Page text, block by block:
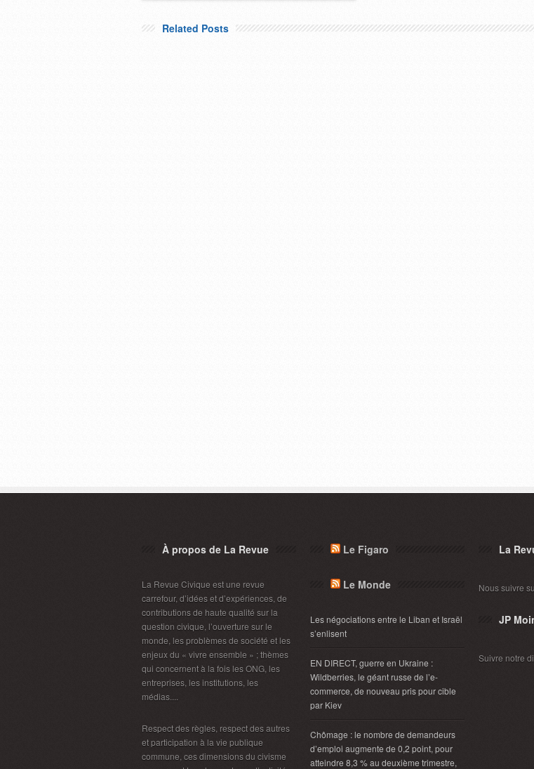
Related Posts
À propos de La Revue
La Revue Civique est une revue
carrefour, d’idées et d’expériences, de
contributions de haute qualité sur la
question civique, l’ouverture sur le
monde, les problèmes de société et les
enjeux du « vivre ensemble » ; thèmes
qui concernent à la fois les ONG, les
entreprises, les institutions, les
médias....
Respect des règles, respect des autres
et participation à la vie publique
commune, ces dimensions du civisme
Le Figaro
Le Monde
Les négociations entre le Liban et Israël
s’enlisent
EN DIRECT, guerre en Ukraine :
Wildberries, le géant russe de l’e-
commerce, de nouveau pris pour cible
par Kiev
Chômage : le nombre de demandeurs
d’emploi augmente de 0,2 point, pour
atteindre 8,3 % au deuxième trimestre,
La
Nous suivre
JP
Suivre notre